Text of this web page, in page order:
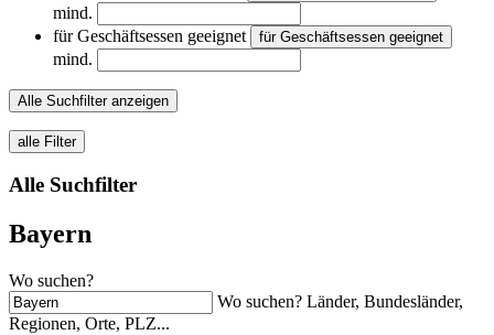
mind.
für Geschäftsessen geeignet
für Geschäftsessen geeignet
mind.
Alle Suchfilter anzeigen
alle Filter
Alle Suchfilter
Bayern
Wo suchen?
Wo suchen? Länder, Bundesländer,
Regionen, Orte, PLZ...